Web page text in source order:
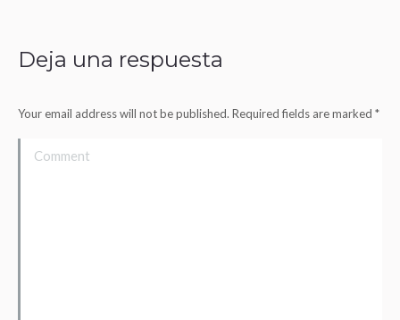
Deja una respuesta
Your email address will not be published. Required fields are marked *
Comment